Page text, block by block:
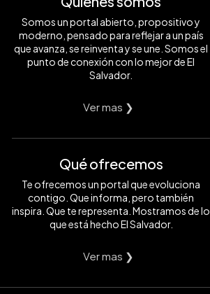
Somos un portal abierto, propositivo y
moderno, pensado para reflejar a un país
que avanza, se reinventa y se une. Somos el
punto de conexión con lo mejor de El
Salvador.
Ver mas ❯
Qué ofrecemos
Te ofrecemos un portal que evoluciona
contigo. Que informa, pero también
inspira. Que te representa. Mostramos de lo
que está hecho El Salvador.
Ver mas ❯